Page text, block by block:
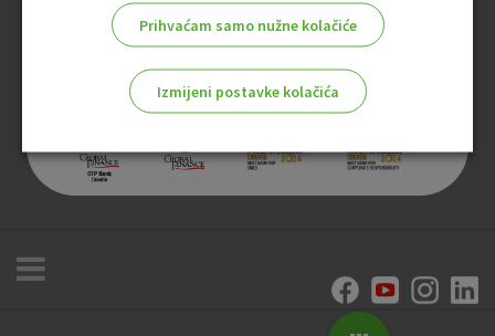
Prihvaćam samo nužne kolačiće
Izmijeni postavke kolačića
Nužni kolačići